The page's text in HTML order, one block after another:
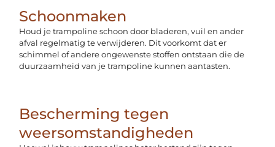
Schoonmaken
Houd je trampoline schoon door bladeren, vuil en ander
afval regelmatig te verwijderen. Dit voorkomt dat er
schimmel of andere ongewenste stoffen ontstaan die de
duurzaamheid van je trampoline kunnen aantasten.
Bescherming tegen
weersomstandigheden